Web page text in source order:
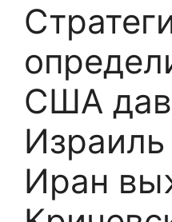
США
Израиль
Иран